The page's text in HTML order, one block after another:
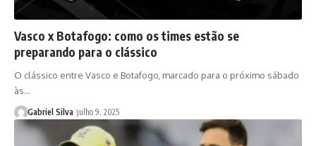
Vasco x Botafogo: como os times estão se
preparando para o clássico
O clássico entre Vasco e Botafogo, marcado para o próximo sábado
às…
Gabriel Silva julho 9, 2025